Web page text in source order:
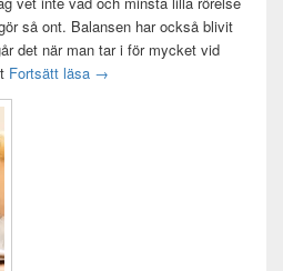
så ont. Balansen har också blivit
det när man tar i för mycket vid
Fortsätt läsa Träningsvärken från helvetet
→